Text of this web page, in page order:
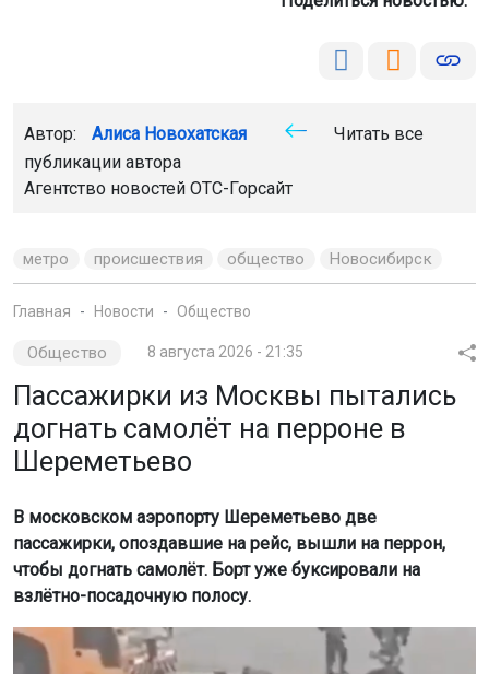
Автор: Алиса Новохатская
Читать все
публикации автора
Агентство новостей ОТС-Горсайт
метро происшествия общество Новосибирск
Главная Новости Общество
Общество 8 августа 2026 - 21:35
Пассажирки из Москвы пытались
догнать самолёт на перроне в
Шереметьево
В московском аэропорту Шереметьево две
пассажирки, опоздавшие на рейс, вышли на перрон,
чтобы догнать самолёт. Борт уже буксировали на
взлётно-посадочную полосу.